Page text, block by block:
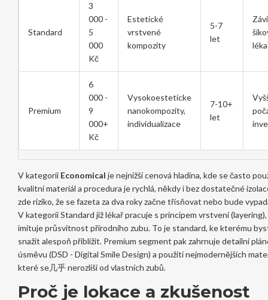
Standard
3
000 -
5
000
Kč
Estetické
vrstvené
kompozity
5-7
let
Premium
6
000 -
9
000+
Kč
Vysokoesteticke
nanokompozity,
individualizace
7-10+
let
V kategorii Economical jenejnižší cenová hladina, kde se často
kvalitní materiál a procedura je rychlá, někdy i bez dostatečné
zde riziko, že se fazeta za dva roky začne třísňovat nebo bude
V kategorii Standard již lékař pracuje s principem vrstvení
imituje průsvitnost přírodního zubu. To je standard, ke kterému
snažit alespoň přiblížit. Premium segment pak zahrnuje detailní
úsměvu (DSD - Digital Smile Design) a použití nejmodernějších
které se几乎 nerozliší od vlastních zubů.
Proč je lokace a zkušenost